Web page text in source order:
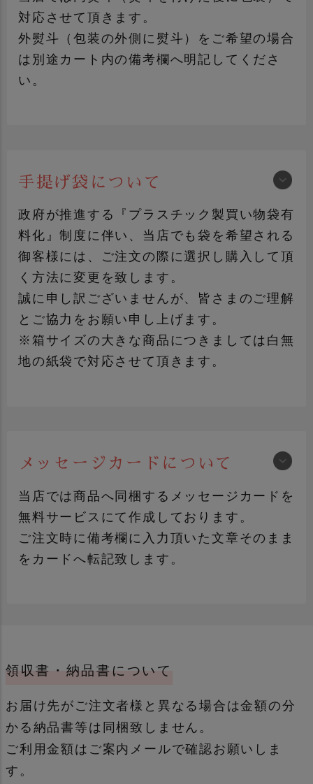
対応させて頂きます。
外熨斗（包装の外側に熨斗）をご希望の場合
は別途カート内の備考欄へ明記してくださ
い。
加工品ギフト 青果ギフト
のしについて詳しく見る
手提げ袋について
政府が推進する『プラスチック製買い物袋有
料化』制度に伴い、当店でも袋を希望される
御客様には、ご注文の際に選択し購入して頂
く方法に変更を致します。
誠に申し訳ございませんが、皆さまのご理解
とご協力をお願い申し上げます。
※箱サイズの大きな商品につきましては白無
地の紙袋で対応させて頂きます。
メッセージカードについて
当店では商品へ同梱するメッセージカードを
無料サービスにて作成しております。
ご注文時に備考欄に入力頂いた文章そのまま
をカードへ転記致します。
通常
領収書・納品書について
お届け先がご注文者様と異なる場合は金額の分
かる納品書等は同梱致しません。
ご利用金額はご案内メールで確認お願いしま
す。